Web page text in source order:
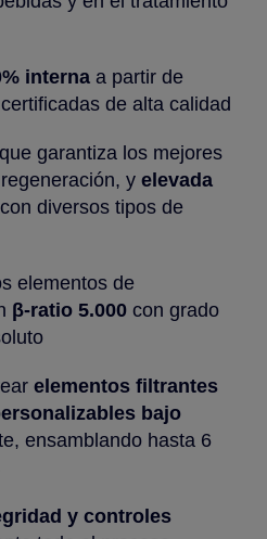
interna a partir de
de alta calidad
que garantiza los mejores
y elevada
con diversos tipos de
elementos de
β-ratio 5.000 con grado
elementos filtrantes
bajo
ensamblando hasta 6
y controles